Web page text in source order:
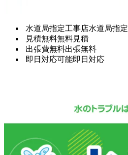
水道局指定工事店水道局指定
見積無料無料見積
出張費無料出張無料
即日対応可能即日対応